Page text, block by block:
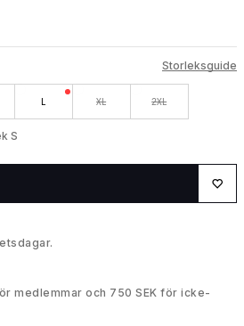
Storleksguide
L XL 2XL
S
medlemmar och 750 SEK för icke-